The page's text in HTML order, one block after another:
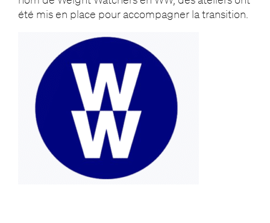
été mis en place pour accompagner la transition.